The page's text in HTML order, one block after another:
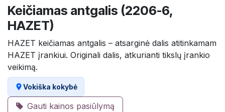
Keičiamas antgalis (2206-6,
HAZET)
HAZET keičiamas antgalis – atsarginė dalis atitinkamam
HAZET įrankiui. Originali dalis, atkurianti tikslų įrankio
veikimą.
Vokiška kokybė
Gauti kainos pasiūlymą